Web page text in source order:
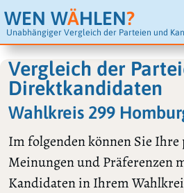
WEN WÄHLEN?
Unabhängiger Vergleich der Parteien und
Vergleich der
Direktkandidaten
Wahlkreis 299
Im folgenden können Sie Ihre
Meinungen und Präferenzen
Kandidaten in Ihrem